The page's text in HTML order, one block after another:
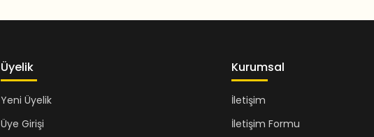
Üyelik
Yeni Üyelik
Üye Girişi
Kurumsal
İletişim
İletişim Formu